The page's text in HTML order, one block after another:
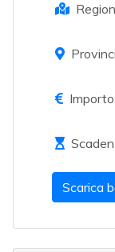
Importo:
Scarica